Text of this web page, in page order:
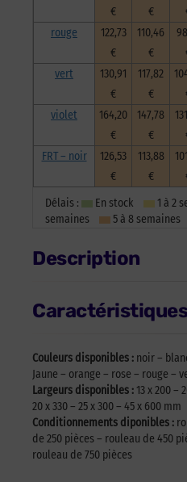
€
€
rouge
122,73
€
110,46
€
vert
130,91
€
117,82
€
violet
164,20
€
147,78
€
FRT – noir
126,53
€
113,88
€
Délais : En stock 1 à 2
semaines
5 à 8 semaines
Description
Caractéristiques
Couleurs disponibles : noir –
Jaune – orange – rose – rouge –
Largeurs disponibles : 13 x 200 –
20 x 330 – 25 x 300 – 45 x 600 mm
Conditionnements diponibles :
de 250 pièces – rouleau de 450
rouleau de 750 pièces